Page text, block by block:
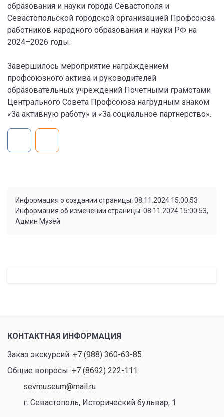
образования и науки города Севастополя и
Севастопольской городской организацией Профсоюза
работников народного образования и науки РФ на
2024–2026 годы.
Завершилось мероприятие награждением
профсоюзного актива и руководителей
образовательных учреждений Почётными грамотами
Центрального Совета Профсоюза нагрудным знаком
«За активную работу» и «За социальное партнёрство».
Информация о создании страницы: 08.11.2024 15:00:53
Информация об изменении страницы: 08.11.2024 15:00:53,
Админ Музей
КОНТАКТНАЯ ИНФОРМАЦИЯ
Заказ экскурсий: +7 (988) 360-63-85
Общие вопросы: +7 (8692) 222-111
sevmuseum@mail.ru
г. Севастополь, Исторический бульвар, 1